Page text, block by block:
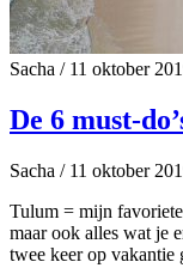
Sacha /11 oktober
De 6 must-
Sacha /11 oktober
Tulum = mijn
maar ook alles wat je
twee keer op vakantie